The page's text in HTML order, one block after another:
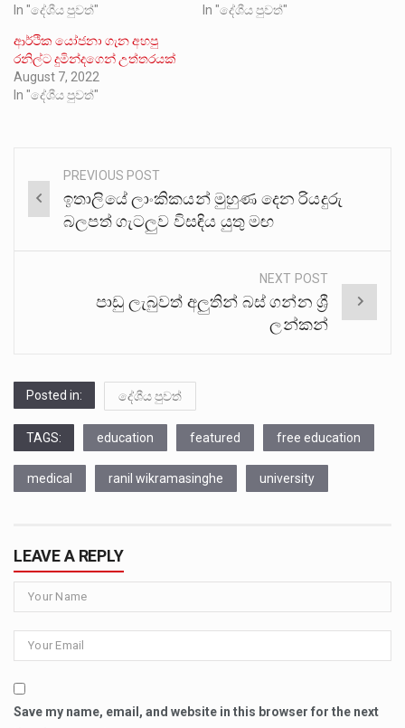
In "දේශීය පුවත්"
In "දේශීය පුවත්"
ආර්ථික යෝජනා ගැන අහපු
රනිල්ට දුමින්දගෙන් උත්තරයක්
August 7, 2022
In "දේශීය පුවත්"
Post
navigation
PREVIOUS POST
ඉතාලියේ ලාංකිකයන් මුහුණ දෙන රියදුරු
බලපත් ගැටලුව විසඳිය යුතු මඟ
NEXT POST
පාඩු ලැබුවත් අලුතින් බස් ගන්න ශ්‍රී
ලන්කන්
Posted in: දේශීය පුවත්
TAGS: education featured free education
medical ranil wikramasinghe university
LEAVE A REPLY
Save my name, email, and website in this browser for the next